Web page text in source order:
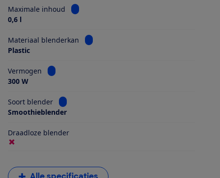
Maximale inhoud
Bekijk informatie voor Maximale inhoud
0,6 l
Materiaal blenderkan
Bekijk informatie voor Materiaal
Plastic
Vermogen
Bekijk informatie voor Vermogen
300 W
Soort blender
Bekijk informatie voor Soort blender
Smoothieblender
Draadloze blender